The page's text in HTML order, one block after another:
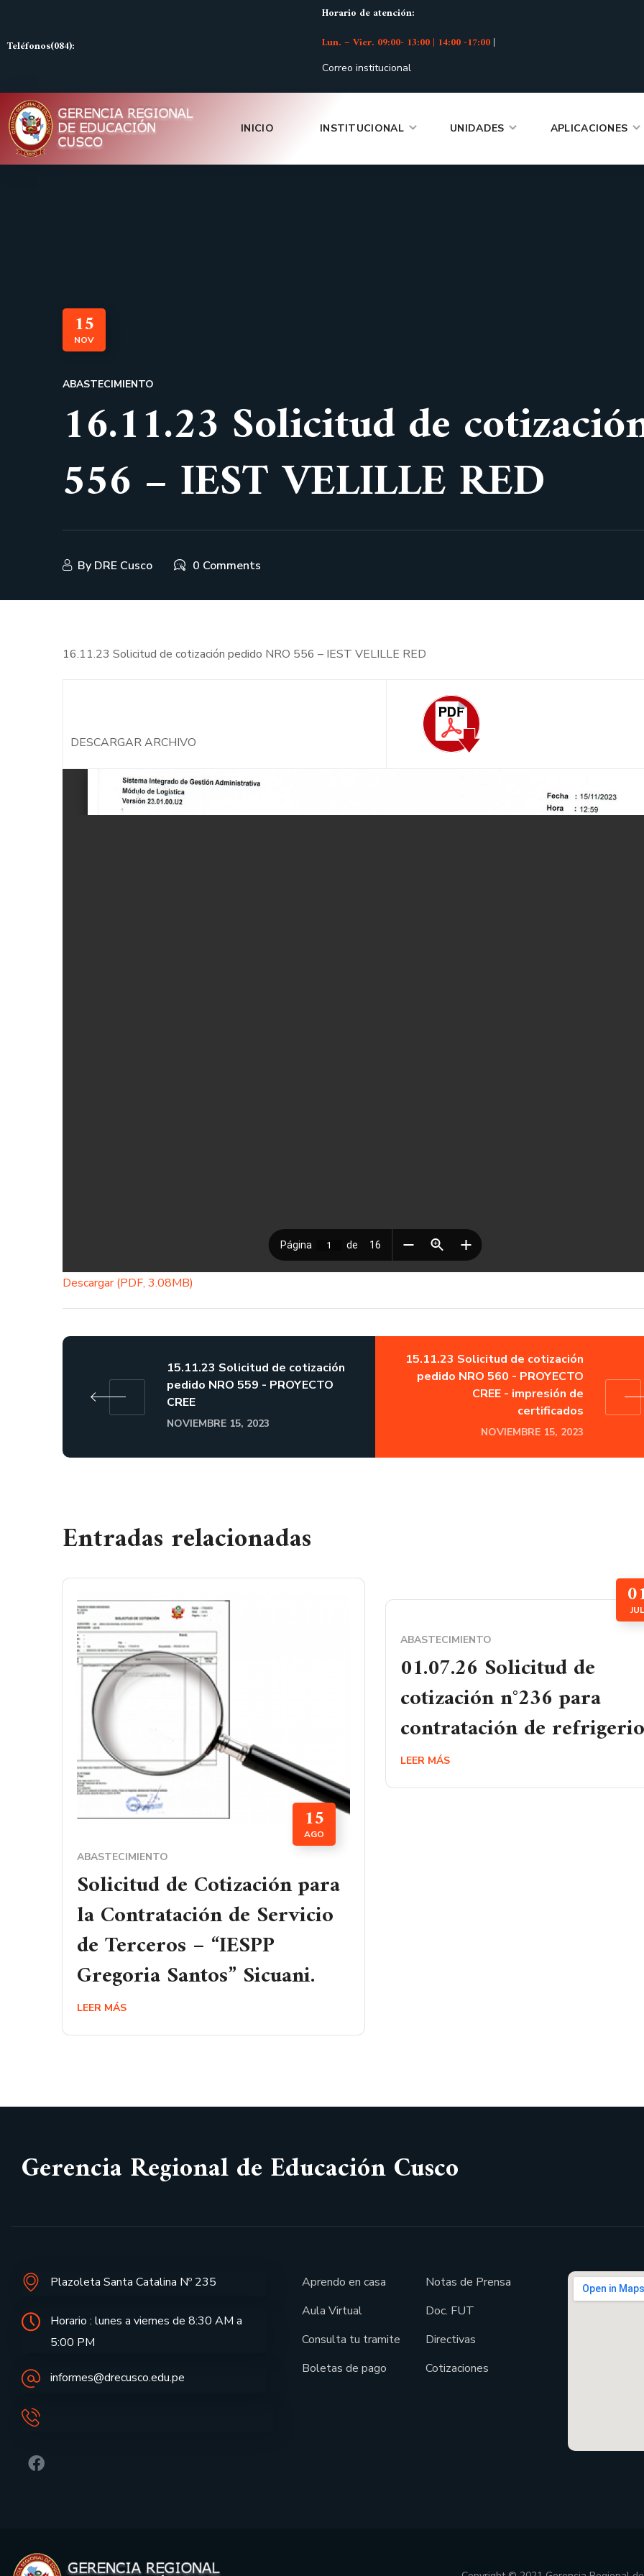
Teléfonos(084):
Horario de atención:
Lun. – Vier. 09:00- 13:00 | 14:00 -17:00|
Correo institucional
INICIO INSTITUCIONAL UNIDADES APLICACIONES
15
NOV
ABASTECIMIENTO
16.11.23 Solicitud de
556 – IEST VELILLE RED
By DRE Cusco 0 Comments
16.11.23 Solicitud de cotización pedido NRO 556 – IEST VELILLE RED
DESCARGAR ARCHIVO
Descargar (PDF, 3.08MB)
15.11.23 Solicitud de cotización
pedido NRO 559 - PROYECTO
CREE
NOVIEMBRE 15, 2023
15.11.23 Solicitud de cotización
pedido NRO 560 - PROYECTO
CREE - impresión de
certificados
NOVIEMBRE 15, 2023
Entradas relacionadas
15
AGO
ABASTECIMIENTO
Solicitud de Cotización para
la Contratación de Servicio
de Terceros – “IESPP
Gregoria Santos” Sicuani.
LEER MÁS
JUL
ABASTECIMIENTO
01.07.26 Solicitud de
cotización n°236 para
contratación de
LEER MÁS
Gerencia Regional de Educación Cusco
Plazoleta Santa Catalina Nº 235
Horario : lunes a viernes de 8:30 AM a
5:00 PM
informes@drecusco.edu.pe
Aprendo en casa
Aula Virtual
Consulta tu tramite
Boletas de pago
Notas de Prensa
Doc. FUT
Directivas
Cotizaciones